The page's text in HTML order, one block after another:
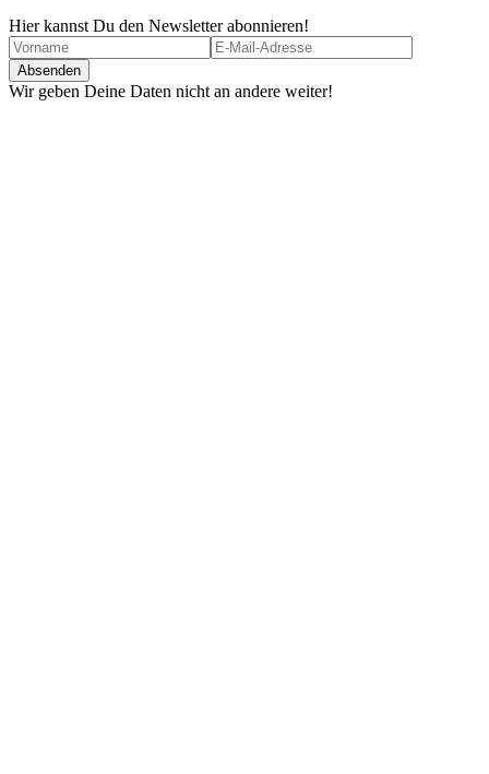
Hier kannst Du den Newsletter abonnieren!
Wir geben Deine Daten nicht an andere weiter!